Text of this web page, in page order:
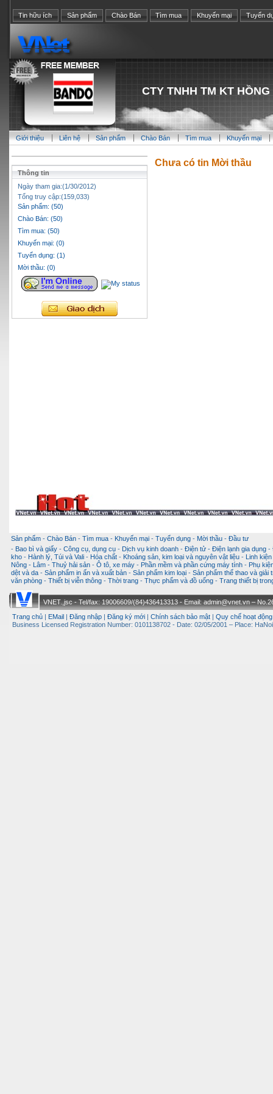
Tin hữu ích Sản phẩm Chào Bán Tìm mua Khuyến mại Tuyển
CTY TNHH TM KT
Giới thiệu Liên hệ Sản phẩm Chào Bán Tìm mua Khuyến mại
Thông tin
Ngày tham gia:(1/30/2012)
Tổng truy cập:(159,033)
Sản phẩm: (50)
Chào Bán: (50)
Tìm mua: (50)
Khuyến mại: (0)
Tuyển dụng: (1)
Mời thầu: (0)
Chưa có tin Mời thầu
Sản phẩm - Chào Bán - Tìm mua - Khuyến mại - Tuyển dụng - Mời thầu - Đầu tư
- Bao bì và giấy - Công cụ, dụng cụ - Dịch vụ kinh doanh - Điện tử - Điện lạnh gia dụng -
kho - Hành lý, Túi và Vali - Hóa chất - Khoáng sản, kim loại và nguyên vật liệu -
Linh
Nông - Lâm - Thuỷ hải sản - Ô tô, xe máy - Phần mềm và phần cứng máy tính - Phụ
dệt và da - Sản phẩm in ấn và xuất bản - Sản phẩm kim loại - Sản phẩm thể thao và giải
văn phòng - Thiết bị viễn thông - Thời trang - Thực phẩm và đồ uống - Trang thiết bị
VNET.,jsc - Tel/fax: 19006609/(84)436413313 - Email: admin@vnet.vn –
Trang chủ
EMail Đăng nhập Đăng ký mới Chính sách bảo mật Quy chế hoạt động
Business Licensed Registration Number: 0101138702 - Date: 02/05/2001 – Place: